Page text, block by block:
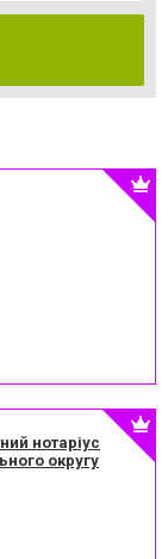
нотаріус
округу